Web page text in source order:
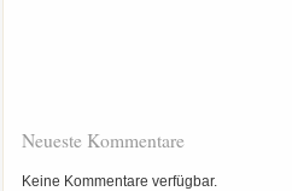
Neueste Kommentare
Keine Kommentare verfügbar.